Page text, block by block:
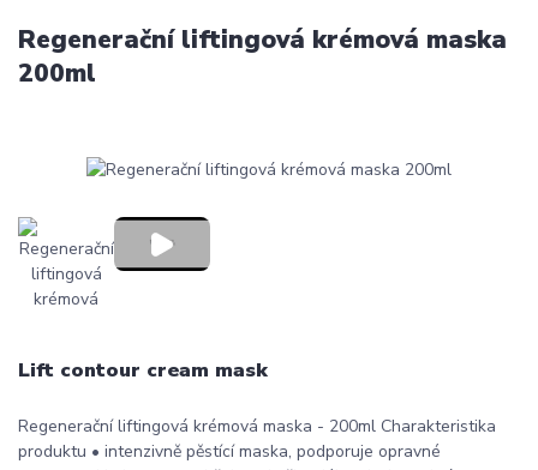
Regenerační liftingová krémová maska
200ml
Lift contour cream mask
Regenerační liftingová krémová maska - 200ml Charakteristika
produktu • intenzivně pěstící maska, podporuje opravné